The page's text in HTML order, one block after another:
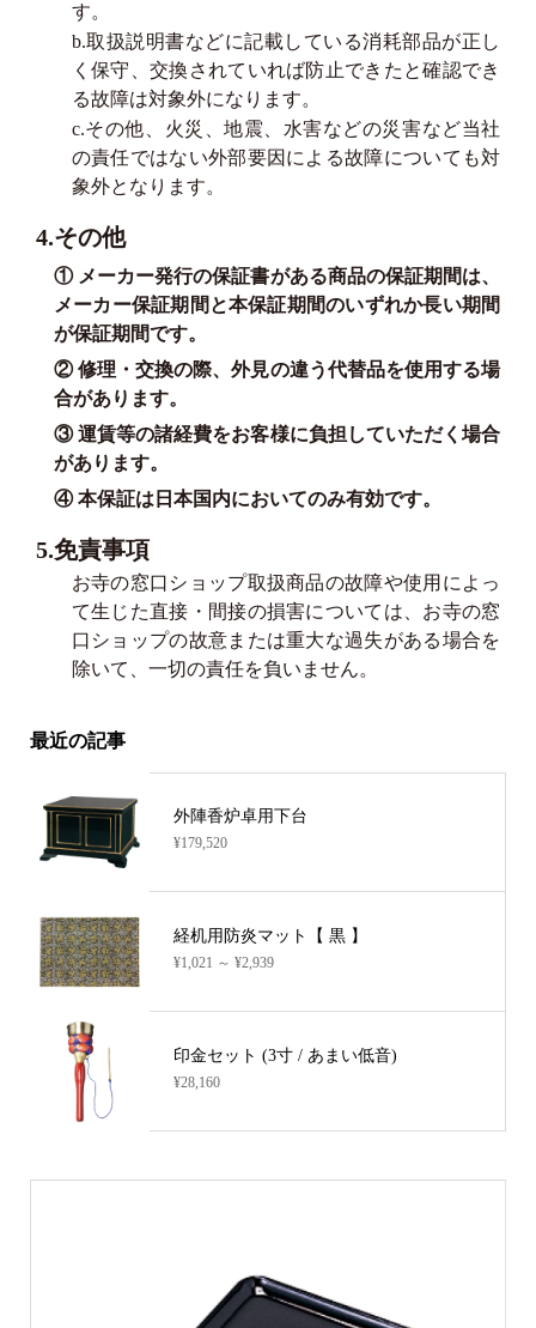
す。
b.取扱説明書などに記載している消耗部品が正し
く保守、交換されていれば防止できたと確認でき
る故障は対象外になります。
c.その他、火災、地震、水害などの災害など当社
の責任ではない外部要因による故障についても対
象外となります。
4.その他
① メーカー発行の保証書がある商品の保証期間は、
メーカー保証期間と本保証期間のいずれか長い期間
が保証期間です。
② 修理・交換の際、外見の違う代替品を使用する場
合があります。
③ 運賃等の諸経費をお客様に負担していただく場合
があります。
④ 本保証は日本国内においてのみ有効です。
5.免責事項
お寺の窓口ショップ取扱商品の故障や使用によっ
て生じた直接・間接の損害については、お寺の窓
口ショップの故意または重大な過失がある場合を
除いて、一切の責任を負いません。
最近の記事
外陣香炉卓用下台
¥179,520
経机用防炎マット【 黒 】
¥1,021 ～ ¥2,939
印金セット (3寸 / あまい低音)
¥28,160